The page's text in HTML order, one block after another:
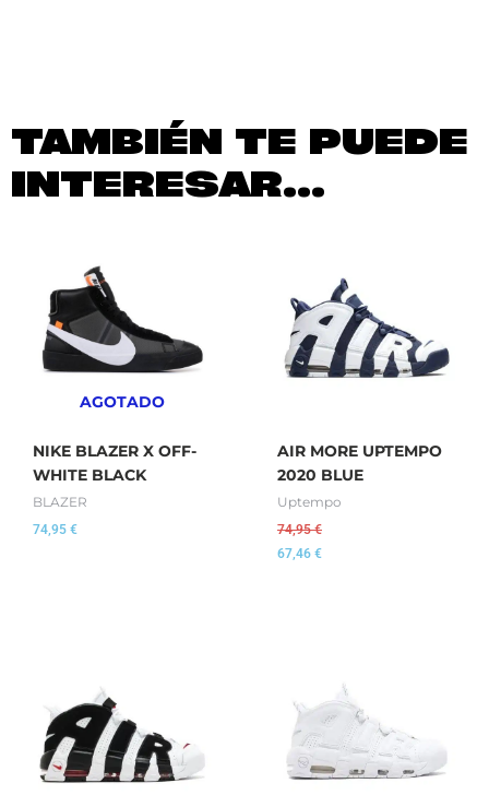
TAMBIÉN TE PUEDE
INTERESAR...
AGOTADO
NIKE BLAZER X OFF-
WHITE BLACK
BLAZER
74,95 €
AIR MORE UPTEMPO
2020 BLUE
Uptempo
74,95€
67,46 €